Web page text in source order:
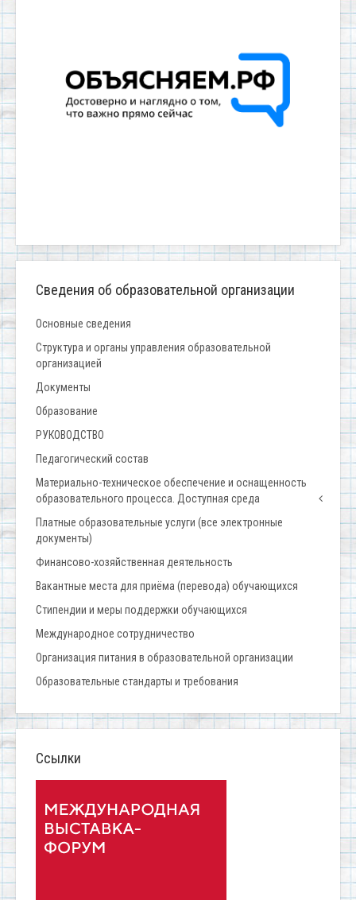
Сведения об образовательной организации
Основные сведения
Структура и органы управления образовательной
организацией
Документы
Образование
РУКОВОДСТВО
Педагогический состав
Материально-техническое обеспечение и оснащенность
образовательного процесса. Доступная среда
Платные образовательные услуги (все электронные
документы)
Финансово-хозяйственная деятельность
Вакантные места для приёма (перевода) обучающихся
Стипендии и меры поддержки обучающихся
Международное сотрудничество
Организация питания в образовательной организации
Образовательные стандарты и требования
Ссылки